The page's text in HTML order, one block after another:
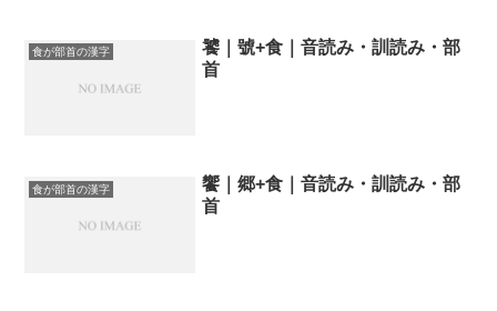
食が部首の漢字
饕｜號+食｜音読み・訓読み・部
首
食が部首の漢字
饗｜郷+食｜音読み・訓読み・部
首